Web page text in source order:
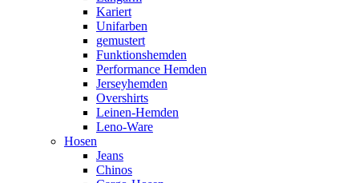
Kariert
Unifarben
gemustert
Funktionshemden
Performance Hemden
Jerseyhemden
Overshirts
Leinen-Hemden
Leno-Ware
Hosen
Jeans
Chinos